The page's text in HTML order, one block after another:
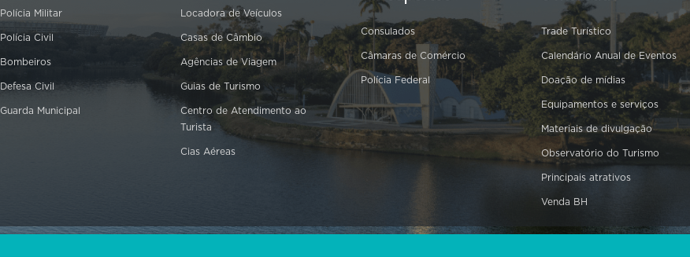
Polícia Militar
Polícia Civil
Bombeiros
Defesa Civil
Guarda Municipal
Locadora de Veículos
Casas de Câmbio
Agências de Viagem
Guias de Turismo
Centro de Atendimento ao
Turista
Cias Aéreas
Consulados
Câmaras de Comércio
Polícia Federal
Trade Turístico
Calendário Anual de Eventos
Doação de mídias
Equipamentos e serviços
Materiais de divulgação
Observatório do Turismo
Principais atrativos
Venda BH